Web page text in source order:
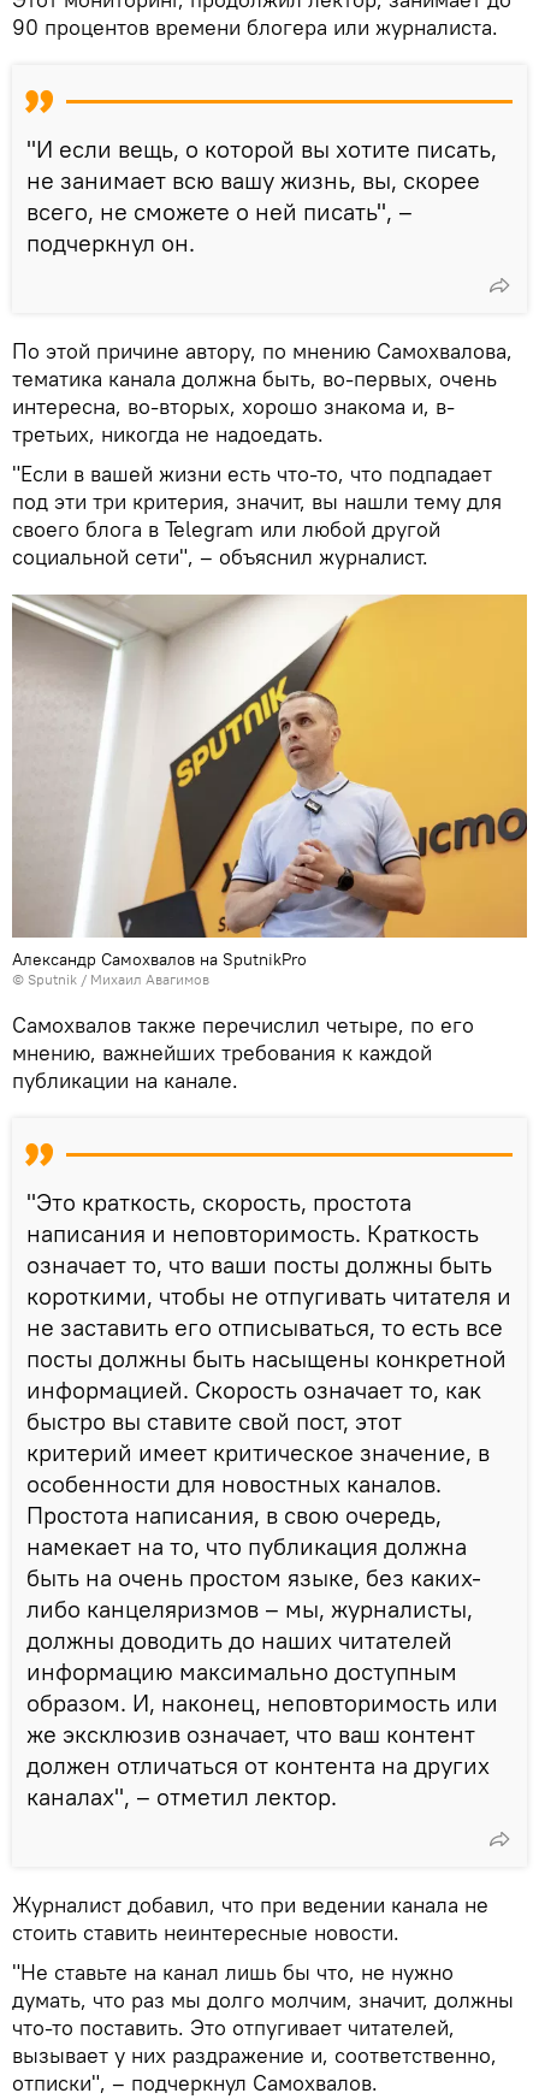
90 процентов времени блогера или журналиста.
"И если вещь, о которой вы хотите писать,
не занимает всю вашу жизнь, вы, скорее
всего, не сможете о ней писать", –
подчеркнул он.
По этой причине автору, по мнению Самохвалова,
тематика канала должна быть, во-первых, очень
интересна, во-вторых, хорошо знакома и, в-
третьих, никогда не надоедать.
"Если в вашей жизни есть что-то, что подпадает
под эти три критерия, значит, вы нашли тему для
своего блога в Telegram или любой другой
социальной сети", – объяснил журналист.
Александр Самохвалов на SputnikPro
© Sputnik / Михаил Авагимов
Самохвалов также перечислил четыре, по его
мнению, важнейших требования к каждой
публикации на канале.
"Это краткость, скорость, простота
написания и неповторимость. Краткость
означает то, что ваши посты должны быть
короткими, чтобы не отпугивать читателя и
не заставить его отписываться, то есть все
посты должны быть насыщены конкретной
информацией. Скорость означает то, как
быстро вы ставите свой пост, этот
критерий имеет критическое значение, в
особенности для новостных каналов.
Простота написания, в свою очередь,
намекает на то, что публикация должна
быть на очень простом языке, без каких-
либо канцеляризмов – мы, журналисты,
должны доводить до наших читателей
информацию максимально доступным
образом. И, наконец, неповторимость или
же эксклюзив означает, что ваш контент
должен отличаться от контента на других
каналах", – отметил лектор.
Журналист добавил, что при ведении канала не
стоить ставить неинтересные новости.
"Не ставьте на канал лишь бы что, не нужно
думать, что раз мы долго молчим, значит, должны
что-то поставить. Это отпугивает читателей,
вызывает у них раздражение и, соответственно,
отписки", – подчеркнул Самохвалов.